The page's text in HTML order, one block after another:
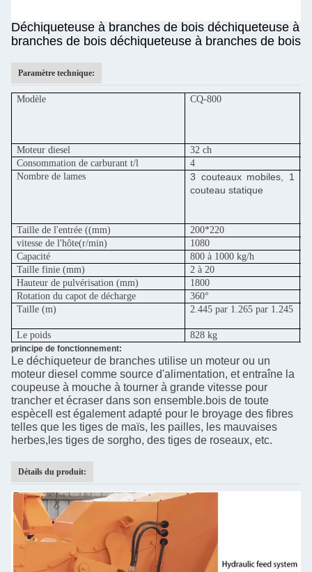
Déchiqueteuse à branches de bois déchiqueteuse à
branches de bois déchiqueteuse à branches de bois
Paramètre technique:
Modèle CQ-800
Moteur diesel 32 ch
Consommation de carburant t/l
4
Nombre de lames
3 couteaux mobiles, 1
couteau statique
Taille de l'entrée ((mm) 200*220
vitesse de l'hôte(r/min) 1080
Capacité
800 à 1000 kg/h
Taille finie (mm)
2 à 20
Hauteur de pulvérisation (mm)
1800
Rotation du capot de décharge
360°
Taille (m)
2.445 par 1.265 par 1.245
Le poids 828 kg
principe de fonctionnement:
Le déchiqueteur de branches utilise un moteur ou un
moteur diesel comme source d'alimentation, et entraîne la
coupeuse à mouche à tourner à grande vitesse pour
trancher et écraser dans son ensemble.bois de toute
espèceIl est également adapté pour le broyage des fibres
telles que les tiges de maïs, les pailles, les mauvaises
herbes,les tiges de sorgho, des tiges de roseaux, etc.
Détails du produit: